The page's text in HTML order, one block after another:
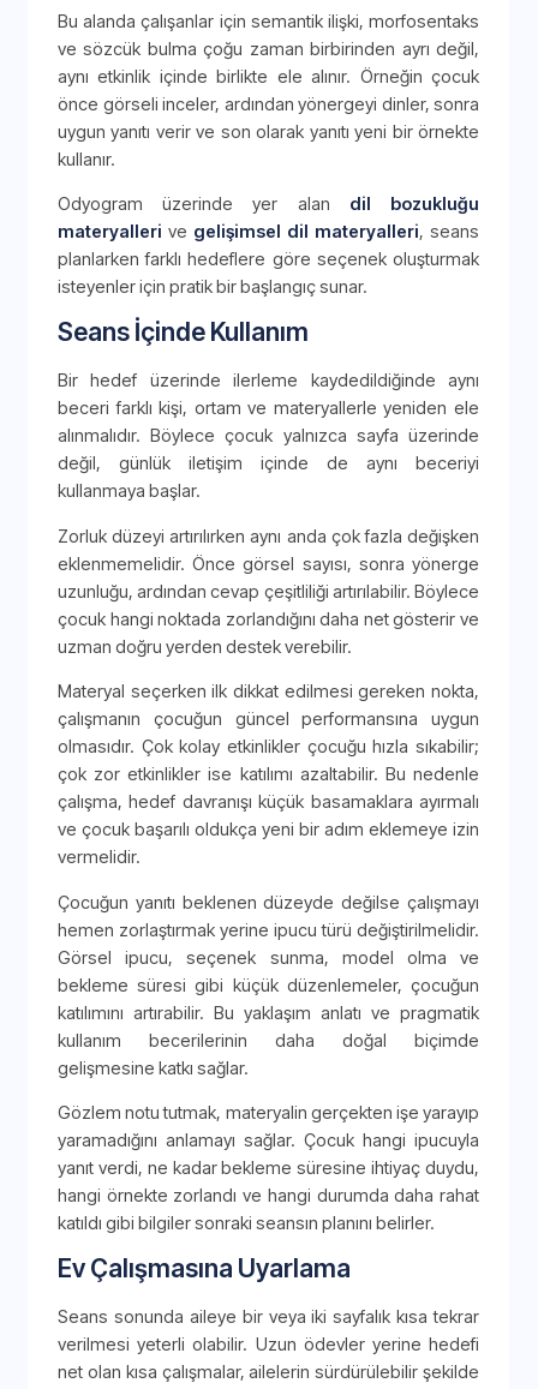
Bu alanda çalışanlar için semantik ilişki, morfosentaks
ve sözcük bulma çoğu zaman birbirinden ayrı değil,
aynı etkinlik içinde birlikte ele alınır. Örneğin çocuk
önce görseli inceler, ardından yönergeyi dinler, sonra
uygun yanıtı verir ve son olarak yanıtı yeni bir örnekte
kullanır.
Odyogram üzerinde yer alan dil bozukluğu
materyalleri ve gelişimsel dil materyalleri, seans
planlarken farklı hedeflere göre seçenek oluşturmak
isteyenler için pratik bir başlangıç sunar.
Seans İçinde Kullanım
Bir hedef üzerinde ilerleme kaydedildiğinde aynı
beceri farklı kişi, ortam ve materyallerle yeniden ele
alınmalıdır. Böylece çocuk yalnızca sayfa üzerinde
değil, günlük iletişim içinde de aynı beceriyi
kullanmaya başlar.
Zorluk düzeyi artırılırken aynı anda çok fazla değişken
eklenmemelidir. Önce görsel sayısı, sonra yönerge
uzunluğu, ardından cevap çeşitliliği artırılabilir. Böylece
çocuk hangi noktada zorlandığını daha net gösterir ve
uzman doğru yerden destek verebilir.
Materyal seçerken ilk dikkat edilmesi gereken nokta,
çalışmanın çocuğun güncel performansına uygun
olmasıdır. Çok kolay etkinlikler çocuğu hızla sıkabilir;
çok zor etkinlikler ise katılımı azaltabilir. Bu nedenle
çalışma, hedef davranışı küçük basamaklara ayırmalı
ve çocuk başarılı oldukça yeni bir adım eklemeye izin
vermelidir.
Çocuğun yanıtı beklenen düzeyde değilse çalışmayı
hemen zorlaştırmak yerine ipucu türü değiştirilmelidir.
Görsel ipucu, seçenek sunma, model olma ve
bekleme süresi gibi küçük düzenlemeler, çocuğun
katılımını artırabilir. Bu yaklaşım anlatı ve pragmatik
kullanım becerilerinin daha doğal biçimde
gelişmesine katkı sağlar.
Gözlem notu tutmak, materyalin gerçekten işe yarayıp
yaramadığını anlamayı sağlar. Çocuk hangi ipucuyla
yanıt verdi, ne kadar bekleme süresine ihtiyaç duydu,
hangi örnekte zorlandı ve hangi durumda daha rahat
katıldı gibi bilgiler sonraki seansın planını belirler.
Ev Çalışmasına Uyarlama
Seans sonunda aileye bir veya iki sayfalık kısa tekrar
verilmesi yeterli olabilir. Uzun ödevler yerine hedefi
net olan kısa çalışmalar, ailelerin sürdürülebilir şekilde